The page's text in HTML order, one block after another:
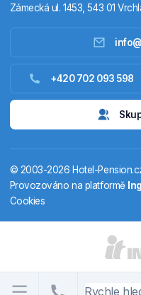
Zámecká ul. 1453, 543 01
+420 702 093 598
© 2003-2026 Hotel-
Provozováno na platformě
Cookies